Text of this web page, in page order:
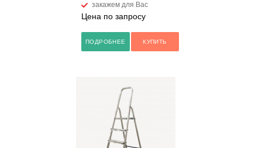
закажем для Вас
Цена по запросу
ПОДРОБНЕЕ КУПИТЬ